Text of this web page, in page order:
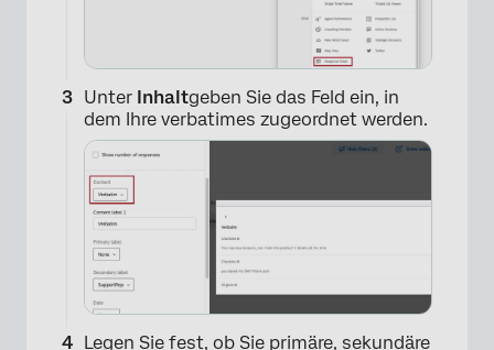
Unter Inhaltgeben Sie das Feld ein, in
dem Ihre verbatimes zugeordnet werden.
Legen Sie fest, ob Sie primäre, sekundäre